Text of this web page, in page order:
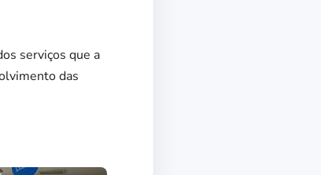
serviços que a
das